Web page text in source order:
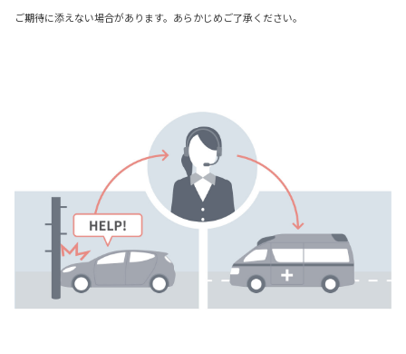
ご期待に添えない場合があります。あらかじめご了承ください。